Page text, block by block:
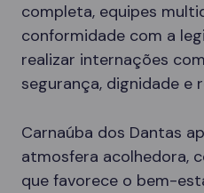
completa, equipes
conformidade com a
realizar internações
segurança, dignidade e
Carnaúba dos Dantas
atmosfera acolhedora,
que favorece o bem-